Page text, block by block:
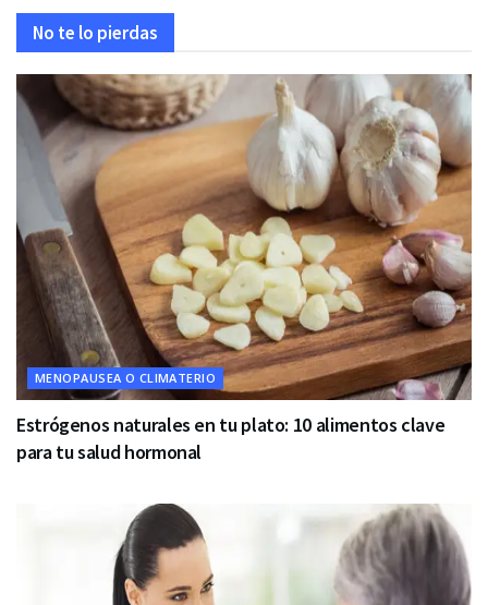
No te lo pierdas
MENOPAUSEA O CLIMATERIO
Estrógenos naturales en tu plato: 10 alimentos clave
para tu salud hormonal